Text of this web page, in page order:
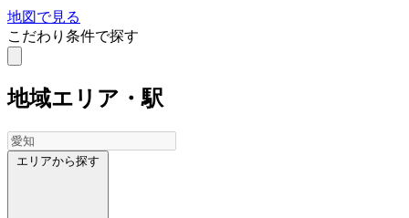
地図で見る
こだわり条件で探す
地域エリア・駅
エリアから探す